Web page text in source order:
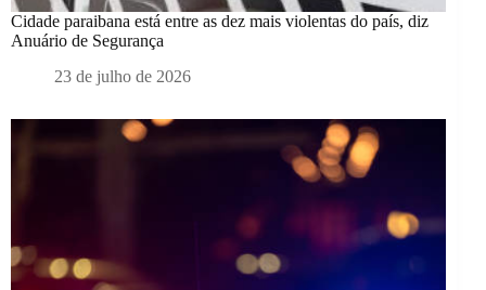
Cidade paraibana está entre as dez mais violentas do país, diz
Anuário de Segurança
23 de julho de 2026